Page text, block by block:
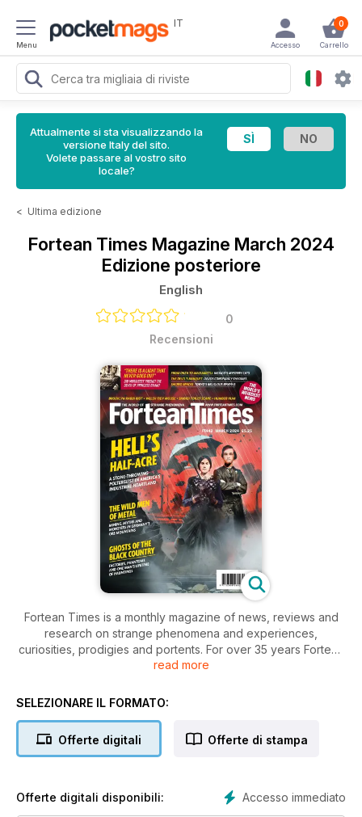
Menu
IT 0
Carrello
Accesso
Attualmente si sta visualizzando la
versione Italy del sito.
Volete passare al vostro sito
locale?
< Ultima edizione
Fortean Times Magazine March 2024
Edizione posteriore
English
0
Recensioni
Fortean Times is a monthly magazine of news, reviews and
research on strange phenomena and experiences,
curiosities, prodigies and portents. For over 35 years Fortean
Times has been chronicling the stranger side of life,
reports and features on every aspect of the unexplained.
sightings • Ancient wonders and future science • Expert
columnists on everything from cryptozoology to conspiracy
go for a sensible look at our mad planet – it will change the
read more
SELEZIONARE IL FORMATO:
Offerte digitali Offerte di stampa
Accesso immediato
Offerte digitali disponibili: